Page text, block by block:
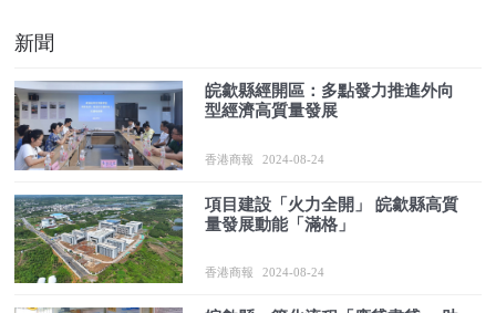
新聞
皖歙縣經開區：多點發力推進外向
型經濟高質量發展
香港商報 2024-08-24
項目建設「火力全開」 皖歙縣高質
量發展動能「滿格」
香港商報 2024-08-24